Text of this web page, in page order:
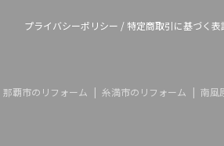
プライバシーポリシー / 特定商取引に基づく表
那覇市のリフォーム 糸満市のリフォーム 南風